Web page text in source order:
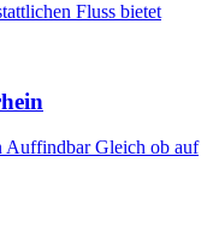
Fluss bietet
Auffindbar Gleich ob auf